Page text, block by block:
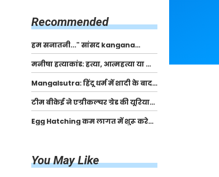
Recommended
हम सनातनी..." सांसद kangana
Ranaut से क्या बोली लड़की? Viral
Jantar-Mantar | CJP protest
मनीषा हत्याकांड: हत्या, आत्महत्या या कोई बड़ा राज?
| Full Story | Josh Haryana
Mangalsutra: हिंदू धर्म में शादी के बाद
मंगलसूत्र क्यों पहनती है महिलाएं, किसने
शुरु की ये परंपरा
टीम बीकेई ने एग्रीकल्चर ग्रेड की यूरिया
खाद गट्टों में बदलकर टेक्निकल ग्रेड में
बेचने वालों पर करवाई कार्रवाई:
Egg Hatching कम लागत में शुरू करे
You May Like